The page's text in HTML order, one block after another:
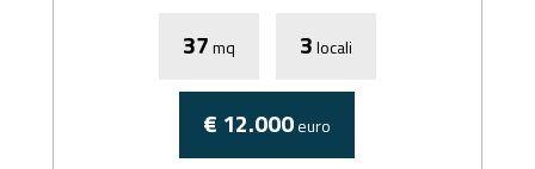
37mq 3locali
€ 12.000euro